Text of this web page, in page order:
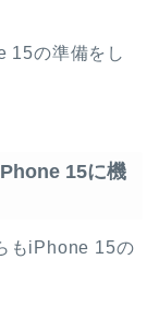
15の準備をし
15に機
もiPhone 15の